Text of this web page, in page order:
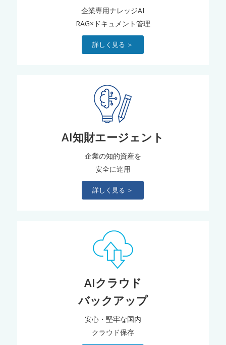
企業専用ナレッジAI
RAG×ドキュメント管理
詳しく見る ＞
AI知財エージェント
企業の知的資産を
安全に達用
詳しく見る ＞
AIクラウド
バックアップ
安心・堅牢な国内
クラウド保存